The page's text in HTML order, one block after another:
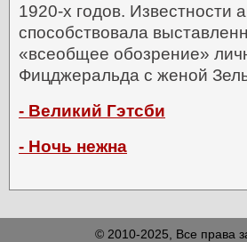
1920-х годов. Известности
способствовала
«всеобщее обозрение»
Фицджеральда с женой
- Великий Гэтсби
- Ночь нежна
© 2010-2025, Все права